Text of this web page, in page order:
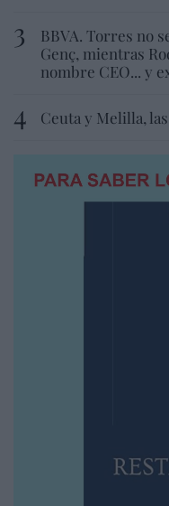
BBVA. Torres no
Genç, mientras
nombre CEO... y
Ceuta y Melilla,